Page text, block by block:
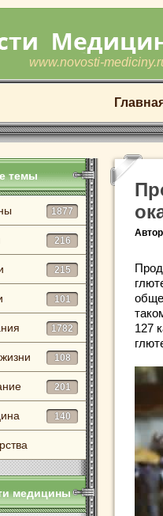
www.novosti-
темы
1877
216
215
101
1782
108
201
140
медицины
127